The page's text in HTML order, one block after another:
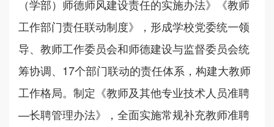
（学部）师德师风建设责任的实施办法》《教师
工作部门责任联动制度》，形成学校党委统一领
导、教师工作委员会和师德建设与监督委员会统
筹协调、17个部门联动的责任体系，构建大教师
工作格局。制定《教师及其他专业技术人员准聘
—长聘管理办法》，全面实施常规补充教师准聘